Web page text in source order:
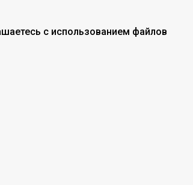
с использованием файлов